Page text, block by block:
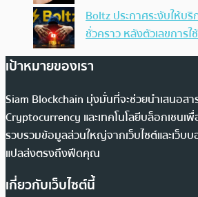
Boltz ประกาศระงับให้บ
ชั่วคราว หลังตัวเลขการ
เป้าหมายของเรา
Siam Blockchain มุ่งมั่นที่จะช่วยนำเสนอสา
Cryptocurrency และเทคโนโลยีบล็อกเชนเ
รวบรวมข้อมูลส่วนใหญ่จากเว็บไซต์และเว็บบ
แปลส่งตรงถึงฟีดคุณ
เกี่ยวกับเว็บไซต์นี้